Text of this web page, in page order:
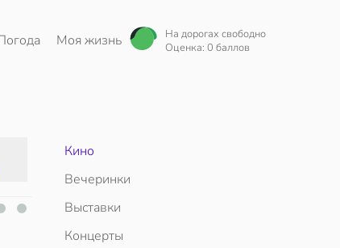
Моя жизнь
На дорогах свободно
Оценка: 0 баллов
Сб
Кино
Вечеринки
Выставки
Концерты